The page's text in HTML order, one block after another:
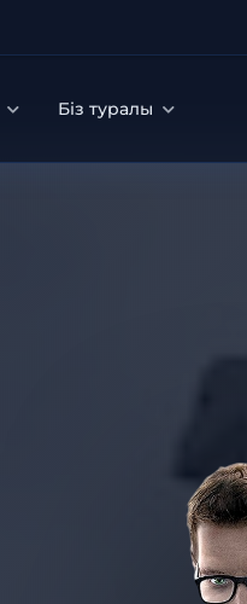
Біз туралы